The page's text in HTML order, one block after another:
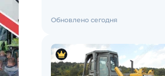
Обновлено сегодня